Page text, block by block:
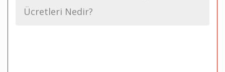
Ücretleri Nedir?